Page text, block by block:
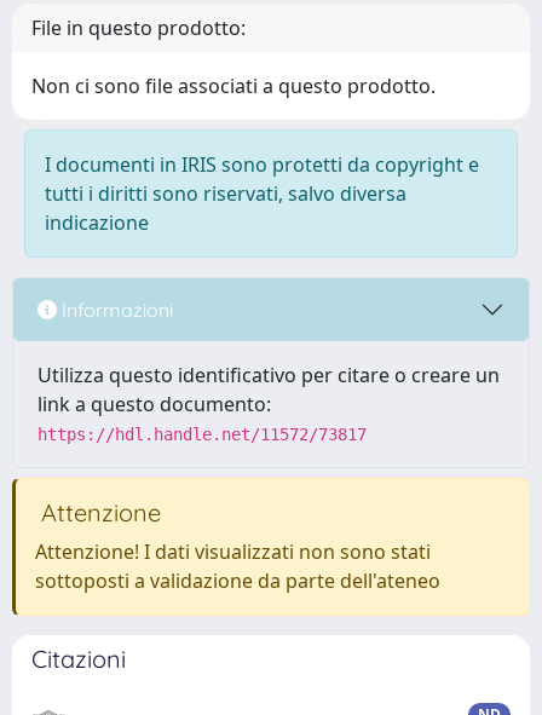
File in questo prodotto:
Non ci sono file associati a questo prodotto.
I documenti in IRIS sono protetti da copyright e
tutti i diritti sono riservati, salvo diversa
indicazione
Informazioni
Utilizza questo identificativo per citare o creare un
link a questo documento:
https://hdl.handle.net/11572/73817
Attenzione
Attenzione! I dati visualizzati non sono stati
sottoposti a validazione da parte dell'ateneo
Citazioni